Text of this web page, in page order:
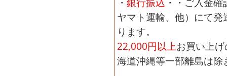
ヤマト運輸、他）にて
ります。
22,000円以上お買い上
海道沖縄等一部離島は除